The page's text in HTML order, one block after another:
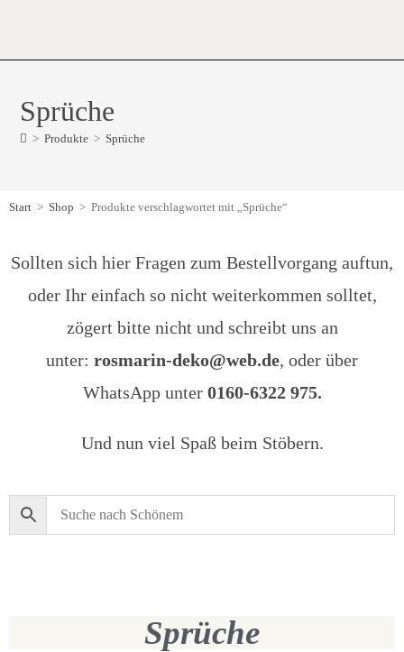
Sprüche
> Produkte > Sprüche
Start > Shop > Produkte verschlagwortet mit „Sprüche“
Sollten sich hier Fragen zum Bestellvorgang auftun,
oder Ihr einfach so nicht weiterkommen solltet,
zögert bitte nicht und schreibt uns an
unter: rosmarin-deko@web.de, oder über
WhatsApp unter 0160-6322 975.
Und nun viel Spaß beim Stöbern.
Sprüche